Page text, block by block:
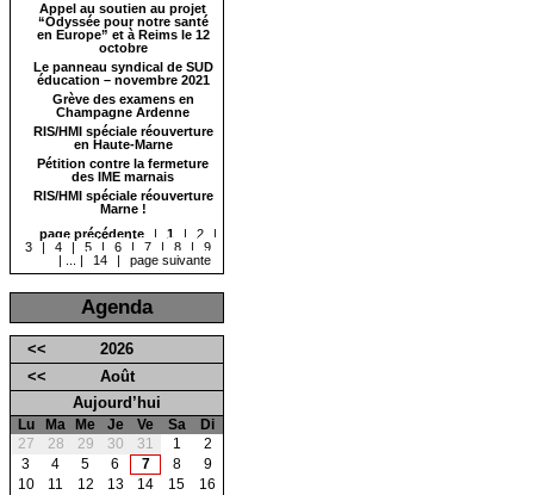
Appel au soutien au projet
“Odyssée pour notre santé
en Europe” et à Reims le 12
octobre
Le panneau syndical de SUD
éducation – novembre 2021
Grève des examens en
Champagne Ardenne
RIS/HMI spéciale réouverture
en Haute-Marne
Pétition contre la fermeture
des IME marnais
RIS/HMI spéciale réouverture
Marne !
page précédente
| 1 | 2
|
3
| 4 | 5 | 6 | 7 | 8 |
9
|
| 14 | page suivante
Agenda
<<
2026
<<
Août
Aujourd’hui
Lu Ma Me Je Ve Sa
Di
27
28 29 30 31 1
2
3
4 5 6 7 8
9
10
11 12 13 14 15
16